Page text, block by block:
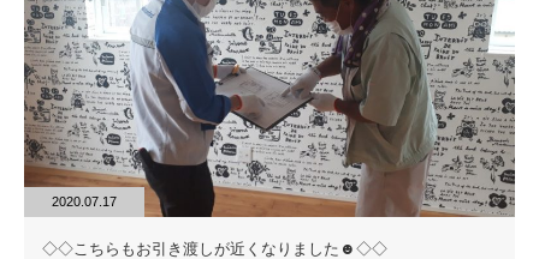
2020.07.17
◇◇こちらもお引き渡しが近くなりました☻◇◇